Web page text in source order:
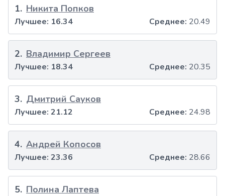
1. Никита Попков
Среднее: 20.49
Лучшее: 16.34
2. Владимир Сергеев
Среднее: 20.35
Лучшее: 18.34
3. Дмитрий Сауков
Среднее: 24.98
Лучшее: 21.12
4. Андрей Копосов
Среднее: 28.66
Лучшее: 23.36
5. Полина Лаптева